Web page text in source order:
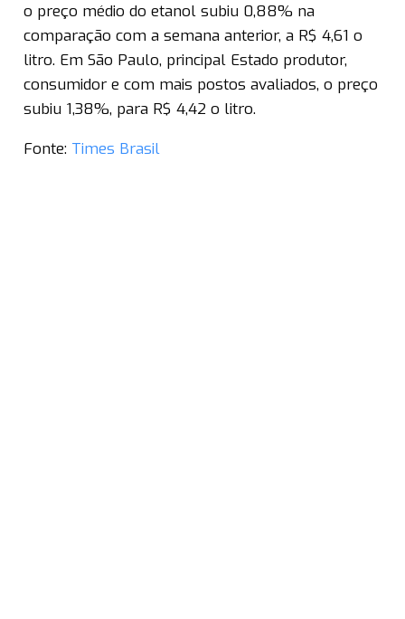
o preço médio do etanol subiu 0,88% na
comparação com a semana anterior, a R$ 4,61 o
litro. Em São Paulo, principal Estado produtor,
consumidor e com mais postos avaliados, o preço
subiu 1,38%, para R$ 4,42 o litro.
Fonte: Times Brasil